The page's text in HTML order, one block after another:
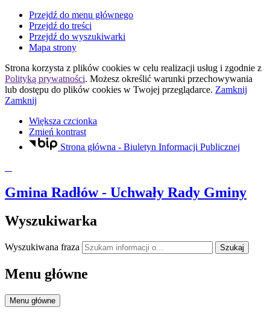
Przejdź do menu głównego
Przejdź do treści
Przejdź do wyszukiwarki
Mapa strony
Strona korzysta z plików cookies w celu realizacji usług i zgodnie z
Polityką prywatności. Możesz określić warunki przechowywania
lub dostępu do plików cookies w Twojej przeglądarce. Zamknij
Zamknij
Większa czcionka
Zmień kontrast
Strona główna - Biuletyn Informacji Publicznej
Gmina Radłów- Uchwały Rady Gminy
Wyszukiwarka
Wyszukiwana fraza Szukaj
Menu główne
Menu główne